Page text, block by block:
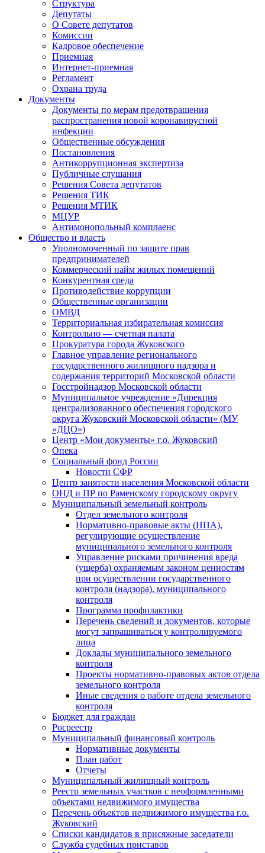
Структура
Депутаты
О Совете депутатов
Комиссии
Кадровое обеспечение
Приемная
Интернет-приемная
Регламент
Охрана труда
Документы
Документы по мерам предотвращения
распространения новой коронавирусной
инфекции
Общественные обсуждения
Постановления
Антикоррупционная экспертиза
Публичные слушания
Решения Совета депутатов
Решения ТИК
Решения МТИК
МЦУР
Антимонопольный комплаенс
Общество и власть
Уполномоченный по защите прав
предпринимателей
Коммерческий найм жилых помещений
Конкурентная среда
Противодействие коррупции
Общественные организации
ОМВД
Территориальная избирательная комиссия
Контрольно — счетная палата
Прокуратура города Жуковского
Главное управление регионального
государственного жилищного надзора и
содержания территорий Московской области
Госстройнадзор Московской области
Муниципальное учреждение «Дирекция
централизованного обеспечения городского
округа Жуковский Московской области» (МУ
«ДЦО»)
Центр «Мои документы» г.о. Жуковский
Опека
Социальный фонд России
Новости СФР
Центр занятости населения Московской области
ОНД и ПР по Раменскому городскому округу
Муниципальный земельный контроль
Отдел земельного контроля
Нормативно-правовые акты (НПА),
регулирующие осуществление
муниципального земельного контроля
Управление рисками причинения вреда
(ущерба) охраняемым законом ценностям
при осуществлении государственного
контроля (надзора), муниципального
контроля
Программа профилактики
Перечень сведений и документов, которые
могут запрашиваться у контролируемого
лица
Доклады муниципального земельного
контроля
Проекты нормативно-правовых актов отдела
земельного контроля
Иные сведения о работе отдела земельного
контроля
Бюджет для граждан
Росреестр
Муниципальный финансовый контроль
Нормативные документы
План работ
Отчеты
Муниципальный жилищный контроль
Реестр земельных участков с неоформленными
объектами недвижимого имущества
Перечень объектов недвижимого имущества г.о.
Жуковский
Списки кандидатов в присяжные заседатели
Служба судебных приставов